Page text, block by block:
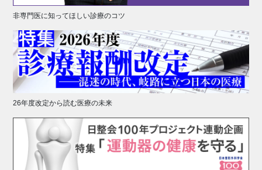
非専門医に知ってほしい診療のコツ
26年度改定から読む医療の未来